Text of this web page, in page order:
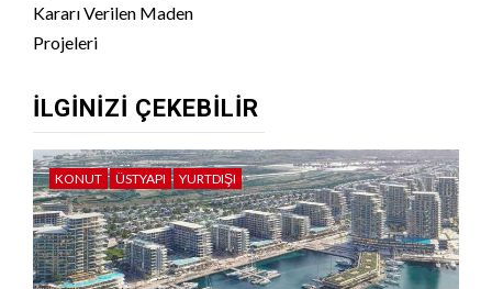
Kararı Verilen Maden
Projeleri
İLGINIZI ÇEKEBILIR
KONUT ÜSTYAPI YURTDIŞI